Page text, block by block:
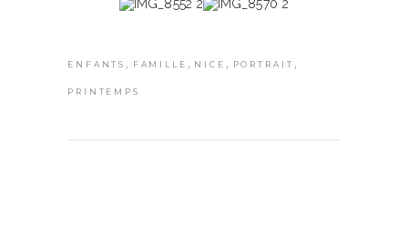
ENFANTS , FAMILLE , NICE , PORTRAIT ,
PRINTEMPS